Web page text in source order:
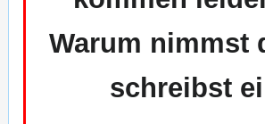
Warum nimmst
schreibst